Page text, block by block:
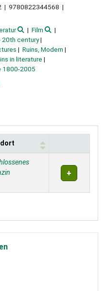
9780822344568
Film
20th century
Ruins, Modern
in literature
1800-2005